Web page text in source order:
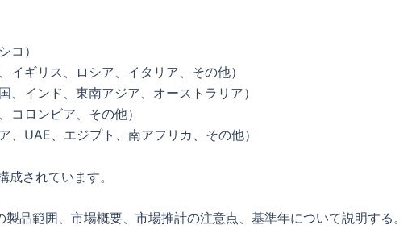
コ）
イギリス、ロシア、イタリア、その他）
、インド、東南アジア、オーストラリア）
コロンビア、その他）
、UAE、エジプト、南アフリカ、その他）
されています。
品範囲、市場概要、市場推計の注意点、基準年について説明する。